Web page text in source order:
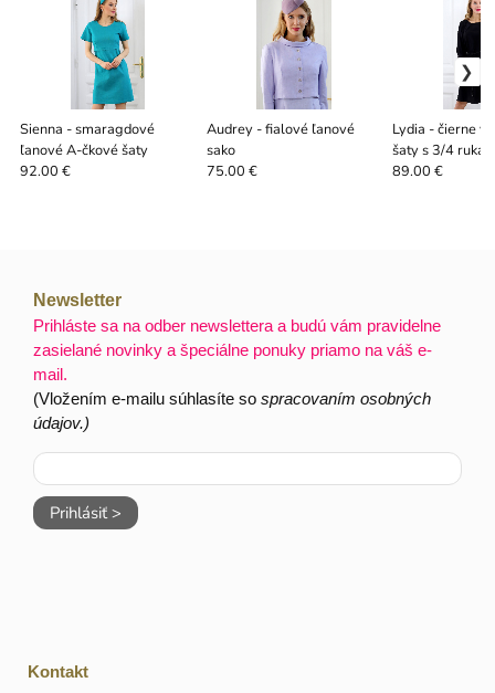
Sienna - smaragdové
ľanové A-čkové šaty
92.00 €
Audrey - fialové ľanové
sako
75.00 €
Lydia - čierne
šaty s 3/4
89.00 €
Newsletter
Prihláste sa na odber newslettera a budú vám pravidelne
zasielané novinky a špeciálne ponuky priamo na váš e-
mail.
(Vložením e-mailu súhlasíte sospracovaním osobných
údajov.)
Prihlásiť >
Kontakt